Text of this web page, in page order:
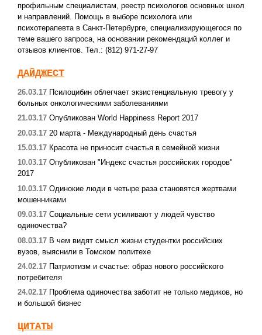
профильным специалистам, реестр психологов основных школ
и направлений. Помощь в выборе психолога или
психотерапевта в Санкт-Петербурге, специализирующегося по
теме вашего запроса, на основании рекомендаций коллег и
отзывов клиентов. Тел.: (812) 971-27-97
ДАЙДЖЕСТ
26.03.17 Псилоцибин облегчает экзистенциальную тревогу у
больных онкологическими заболеваниями
21.03.17 Опубликован World Happiness Report 2017
20.03.17 20 марта - Международный день счастья
15.03.17 Красота не приносит счастья в семейной жизни
10.03.17 Опубликован "Индекс счастья российских городов"
2017
10.03.17 Одинокие люди в четыре раза становятся жертвами
мошенниками
09.03.17 Социальные сети усиливают у людей чувство
одиночества?
08.03.17 В чем видят смысл жизни студентки российских
вузов, выяснили в Томском политехе
24.02.17 Патриотизм и счастье: образ нового российского
потребителя
24.02.17 Проблема одиночества заботит не только медиков, но
и большой бизнес
ЦИТАТЫ